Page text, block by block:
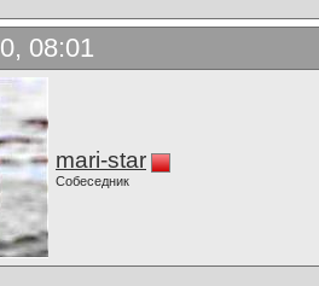
08:01
mari-star
Собеседник